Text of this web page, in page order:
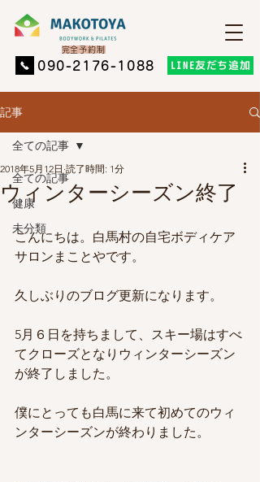
​完全予約制
​090-2176-1088 LINE友だち追加
記事
全ての記事
健康
未分類
全ての記事
ウィンターシーズン終了
2018年5月12日 読了時間: 1分
こんにちは。白馬村の自宅ボディケア
サロンまことやです。
久しぶりのブログ更新になります。
5月６日を持ちまして、スキー場はすべ
てクローズとなりウィンターシーズン
が終了しました。
僕にとっても白馬に来て初めてのウィ
ンターシーズンが終わりました。